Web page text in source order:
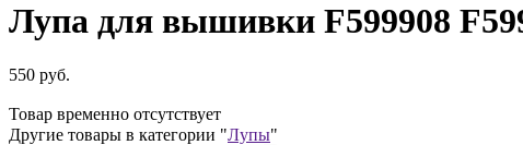
Лупа для вышивки F599908
550 руб.
Товар временно отсутствует
Другие товары в категории "Лупы"